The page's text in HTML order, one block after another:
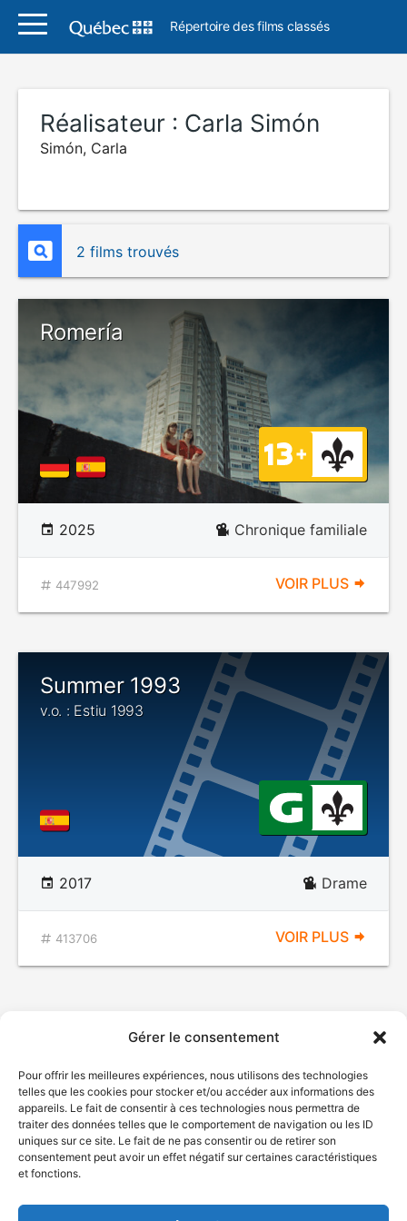
Gérer le consentement
Pour offrir les meilleures expériences, nous utilisons des technologies
telles que les cookies pour stocker et/ou accéder aux informations des
appareils. Le fait de consentir à ces technologies nous permettra de
traiter des données telles que le comportement de navigation ou les ID
uniques sur ce site. Le fait de ne pas consentir ou de retirer son
consentement peut avoir un effet négatif sur certaines caractéristiques
et fonctions.
Répertoire des films classés
Réalisateur : Carla Simón
Simón, Carla
2 films trouvés
Romería
2025 Chronique familiale
447992 VOIR PLUS
Summer 1993
v.o. : Estiu 1993
2017 Drame
413706 VOIR PLUS
© Gouvernement du Québec, 2026
Plan du site